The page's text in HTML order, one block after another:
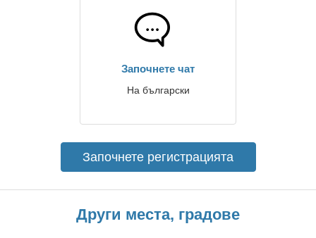
Започнете чат
На български
Започнете регистрацията
Други места, градове